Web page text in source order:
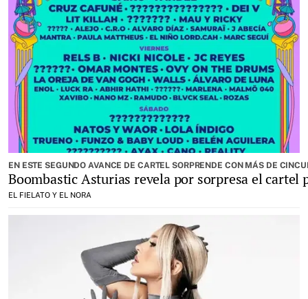
EN ESTE SEGUNDO AVANCE DE CARTEL SORPRENDE CON MÁS DE
Boombastic Asturias revela por sorpresa el cartel
EL FIELATO Y EL NORA